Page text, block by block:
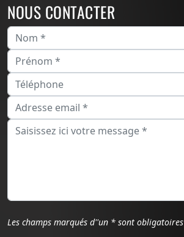
NOUS CONTACTER
Les champs marqués d''un * sont obligatoires